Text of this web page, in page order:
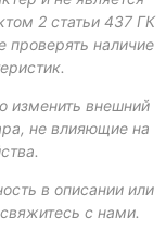
2 статьи 437 ГК
проверять наличие
изменить внешний
не влияющие на
в описании или
с нами.